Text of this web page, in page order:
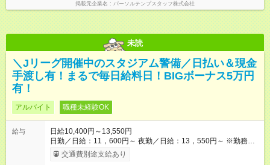
掲載元企業名 パーソルテンプスタッフ株式会社
未読
＼Jリーグ開催中のスタジアム警備／日払い＆現金
手渡し有！まるで毎日給料日！BIGボーナス5万円
有！
アルバイト 職種未経験OK
給与
日給10,400円～13,550円
日勤／日給：11，600円～ 夜勤／日給：13，550円～ ※勤務数
が週2日以下の場合 日勤／日給：10，400円 夜勤／日給：12，
350円 ■交通費別途全額支給 ※規定あり ■支払方法：日払い └日
交通費別途支給あり